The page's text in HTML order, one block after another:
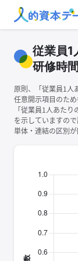
従業員1
研修時間
原則、「従業員1人
任意開示項目のため
「従業員1人あた
を示していますの
単体・連結の区別